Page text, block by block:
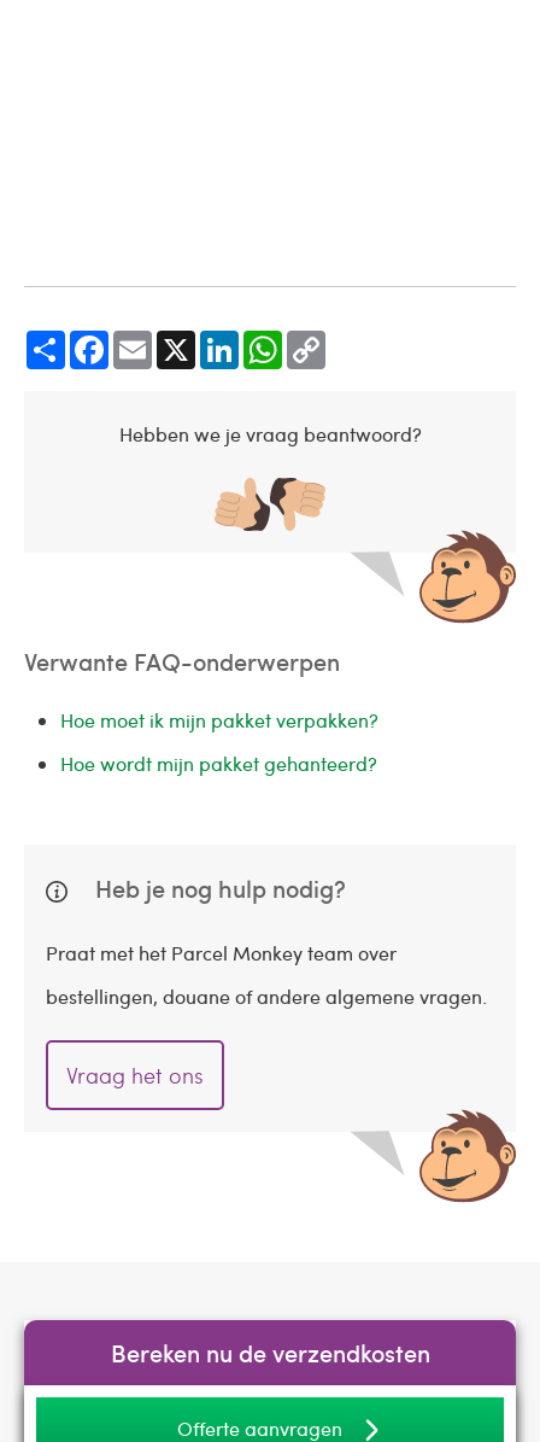
Share Facebook Email LinkedIn WhatsApp
Hebben we je vraag beantwoord?
Verwante FAQ-onderwerpen
Hoe moet ik mijn pakket verpakken?
Hoe wordt mijn pakket gehanteerd?
Heb je nog hulp nodig?
Praat met het Parcel Monkey team over
bestellingen, douane of andere algemene vragen.
Vraag het ons
Bereken nu de verzendkosten
Offerte aanvragen